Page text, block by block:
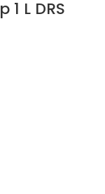
L DRS